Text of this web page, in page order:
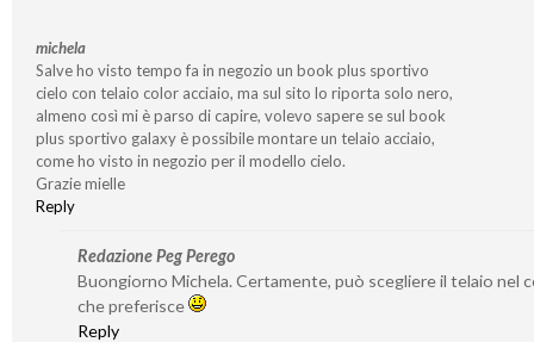
michela
Salve ho visto tempo fa in negozio un book plus sportivo
cielo con telaio color acciaio, ma sul sito lo riporta solo nero,
almeno così mi è parso di capire, volevo sapere se sul book
plus sportivo galaxy è possibile montare un telaio acciaio,
come ho visto in negozio per il modello cielo.
Grazie mielle
Reply
Redazione Peg Perego
Buongiorno Michela. Certamente, può scegliere il telaio nel
che preferisce
Reply